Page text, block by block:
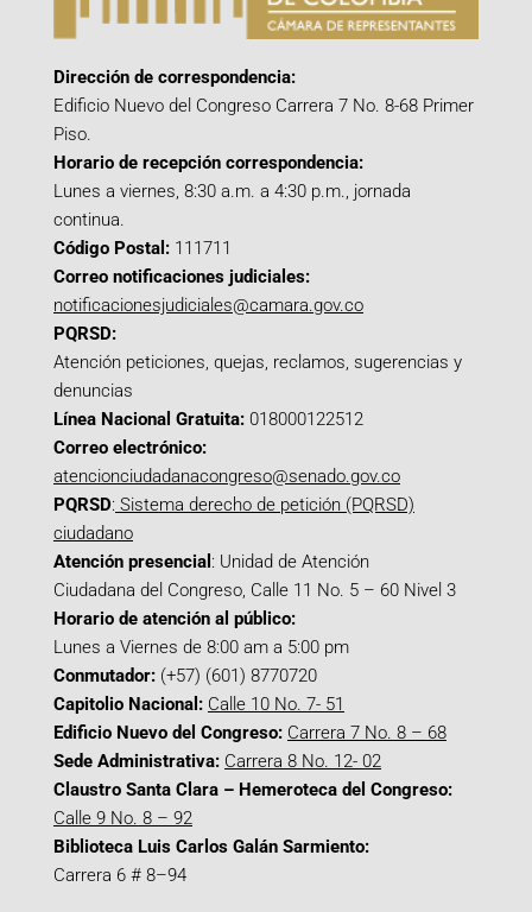
Dirección de correspondencia:
Edificio Nuevo del Congreso Carrera 7 No. 8-68 Primer
Piso.
Horario de recepción correspondencia:
Lunes a viernes, 8:30 a.m. a 4:30 p.m., jornada
continua.
Código Postal: 111711
Correo notificaciones judiciales:
notificacionesjudiciales@camara.gov.co
PQRSD:
Atención peticiones, quejas, reclamos, sugerencias y
denuncias
Línea Nacional Gratuita: 018000122512
Correo electrónico:
atencionciudadanacongreso@senado.gov.co
PQRSD: Sistema derecho de petición (PQRSD)
ciudadano
Atención presencial : Unidad de Atención
Ciudadana del Congreso, Calle 11 No. 5 – 60 Nivel 3
Horario de atención al público:
Lunes a Viernes de 8:00 am a 5:00 pm
Conmutador: (+57) (601) 8770720
Capitolio Nacional: Calle 10 No. 7- 51
Edificio Nuevo del Congreso: Carrera 7 No. 8 – 68
Sede Administrativa: Carrera 8 No. 12- 02
Claustro Santa Clara – Hemeroteca del Congreso:
Calle 9 No. 8 – 92
Biblioteca Luis Carlos Galán Sarmiento:
Carrera 6 # 8–94